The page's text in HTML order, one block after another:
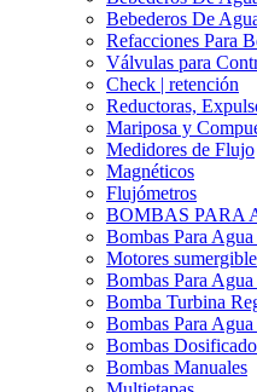
Bebederos De
Refacciones Para
Válvulas para
Check | retención
Reductoras,
Mariposa y
Medidores de Flujo
Magnéticos
Flujómetros
BOMBAS PARA
Bombas Para
Motores
Bombas Para
Bomba Turbina
Bombas Para
Bombas
Bombas Manuales